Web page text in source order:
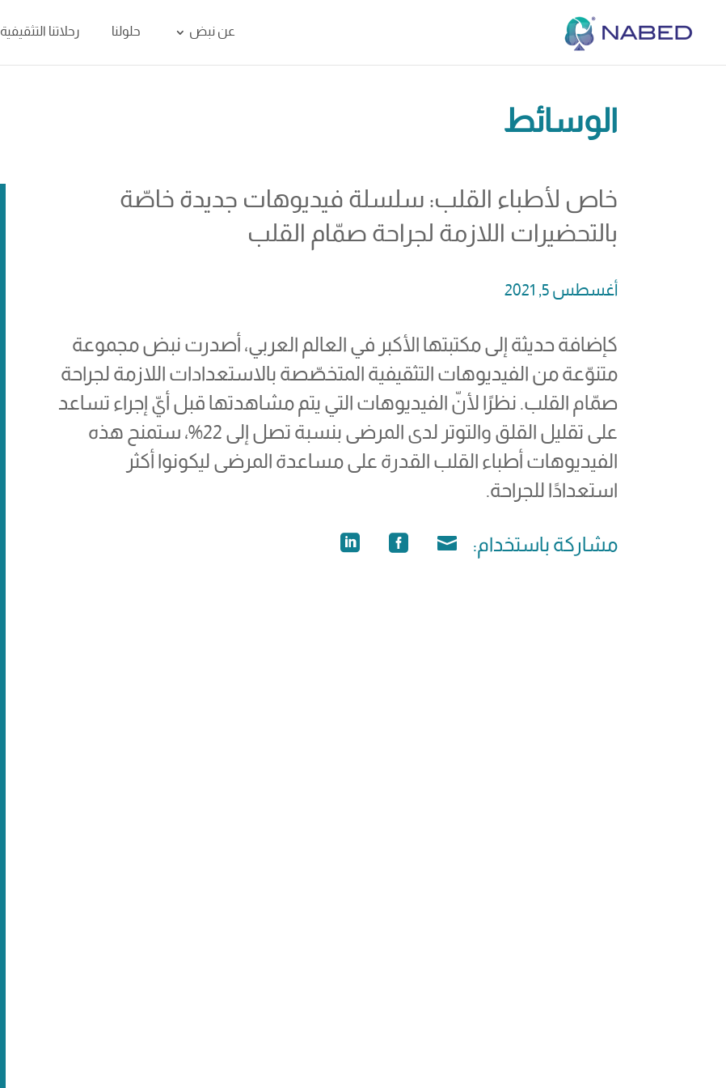
عن نبض حلولنا رحلاتنا التثقيفية
الوسائط
خاص لأطباء القلب: سلسلة فيديوهات جديدة خاصّة
بالتحضيرات اللازمة لجراحة صمّام القلب
أغسطس 5, 2021
كإضافة حديثة إلى مكتبتها الأكبر في العالم العربي، أصدرت نبض مجموعة
متنوّعة من الفيديوهات التثقيفية المتخصّصة بالاستعدادات اللازمة لجراحة
صمّام القلب. نظرًا لأنّ الفيديوهات التي يتم مشاهدتها قبل أيّ إجراء تساعد
على تقليل القلق والتوتر لدى المرضى بنسبة تصل إلى 22%، ستمنح هذه
الفيديوهات أطباء القلب القدرة على مساعدة المرضى ليكونوا أكثر
استعدادًا للجراحة.
مشاركة باستخدام: